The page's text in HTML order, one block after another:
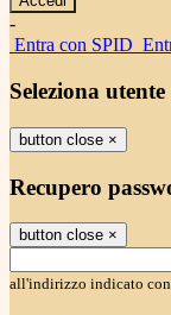
-
Entra con SPID
Seleziona utente
button close ×
Recupero
button close ×
all'indirizzo indicato